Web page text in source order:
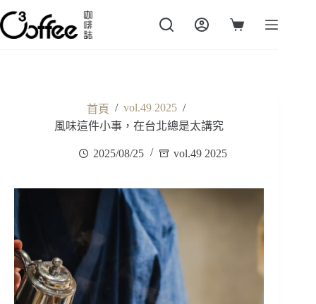
跳
至
主
購
首頁 / vol.49 2025 /
風味這件小事，在台北總是太講究
2025/08/25 vol.49 2025